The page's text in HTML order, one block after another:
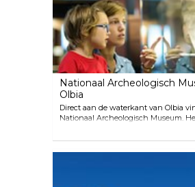
Nationaal Archeologisch
Olbia
Direct aan de waterkant van Olbia
Nationaal Archeologisch Museum.
stelt verschillende voorwerpen
uit de tijd van de Romeinen, zoals